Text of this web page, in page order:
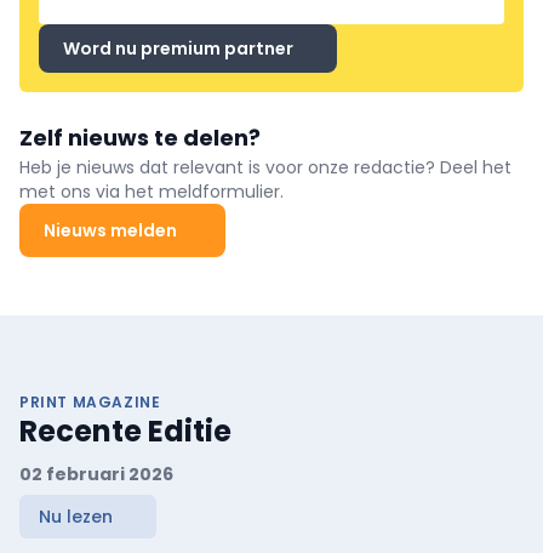
Word nu premium partner
Zelf nieuws te delen?
Heb je nieuws dat relevant is voor onze redactie? Deel het
met ons via het meldformulier.
Nieuws melden
PRINT MAGAZINE
Recente Editie
02 februari 2026
Nu lezen